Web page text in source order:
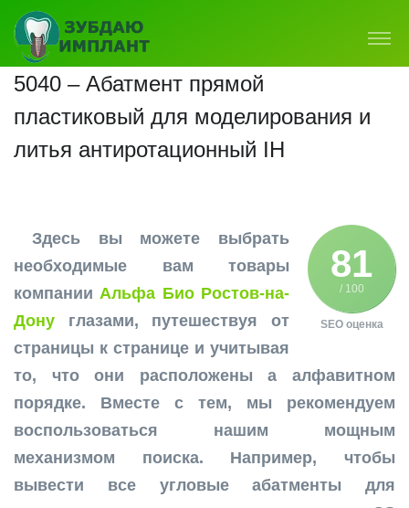
5040 – Абатмент прямой
пластиковый для моделирования и
литья антиротационный IH
81
/ 100
SEO оценка
Здесь вы можете выбрать
необходимые вам товары
компанииАльфа Био Ростов-на-
Дону глазами, путешествуя от
страницы к странице и учитывая
то, что они расположены а алфавитном
порядке. Вместе с тем, мы рекомендуем
воспользоваться нашим мощным
механизмом поиска. Например, чтобы
вывести все угловые абатменты для